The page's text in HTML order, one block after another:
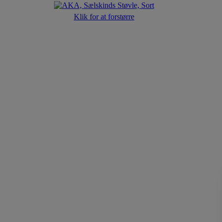
Klik for at forstørre